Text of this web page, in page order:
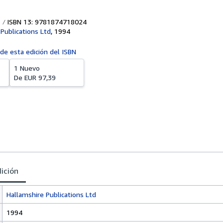
ISBN 13: 9781874718024
Ltd, 1994
esta edición del ISBN
1 Nuevo
De EUR 97,39
Hallamshire Publications Ltd
1994